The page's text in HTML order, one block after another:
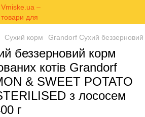
Сухий корм Grandorf Сухий
беззерновий корм
котів Grandorf
& SWEET POTATO
з лососем
г